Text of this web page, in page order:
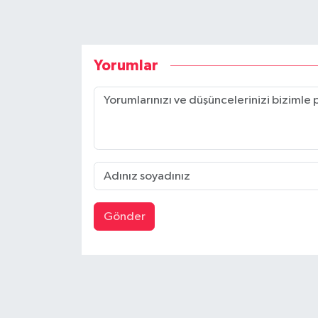
Yorumlar
Gönder